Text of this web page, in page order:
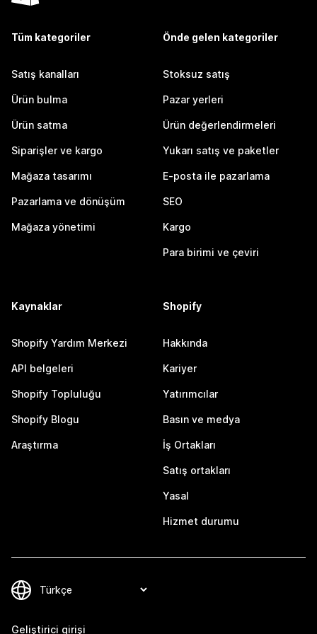
Tüm kategoriler
Satış kanalları
Ürün bulma
Ürün satma
Siparişler ve kargo
Mağaza tasarımı
Pazarlama ve dönüşüm
Mağaza yönetimi
Önde gelen kategoriler
Stoksuz satış
Pazar yerleri
Ürün değerlendirmeleri
Yukarı satış ve paketler
E-posta ile pazarlama
SEO
Kargo
Para birimi ve çeviri
Kaynaklar
Shopify Yardım Merkezi
API belgeleri
Shopify Topluluğu
Shopify Blogu
Araştırma
Shopify
Hakkında
Kariyer
Yatırımcılar
Basın ve medya
İş Ortakları
Satış ortakları
Yasal
Hizmet durumu
Geliştirici girişi